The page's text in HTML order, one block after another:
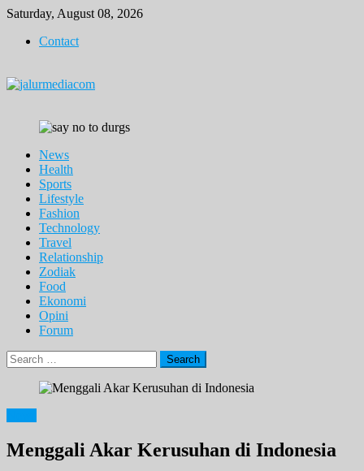
Skip
content
Saturday, August 08, 2026
Contact
News
Health
Sports
Lifestyle
Fashion
Technology
Travel
Relationship
Zodiak
Food
Ekonomi
Opini
Forum
Search
for:
Menggali Akar Kerusuhan di Indonesia